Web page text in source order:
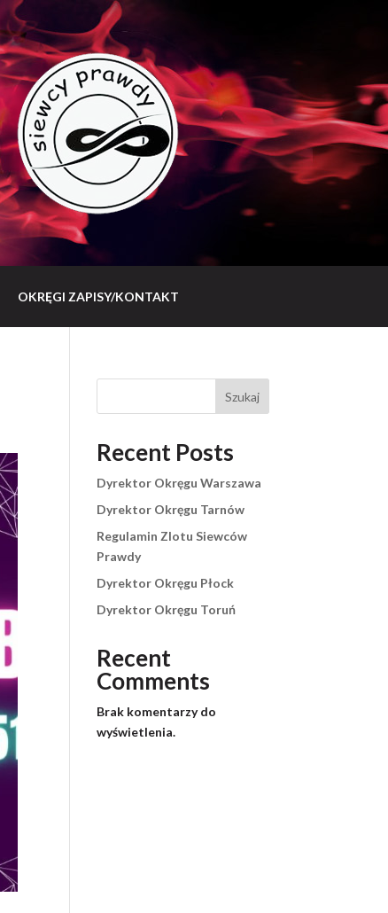
OKRĘGI ZAPISY/KONTAKT
Szukaj
Recent Posts
Dyrektor Okręgu Warszawa
Dyrektor Okręgu Tarnów
Regulamin Zlotu Siewców
Prawdy
Dyrektor Okręgu Płock
Dyrektor Okręgu Toruń
Recent
Comments
Brak komentarzy do
wyświetlenia.